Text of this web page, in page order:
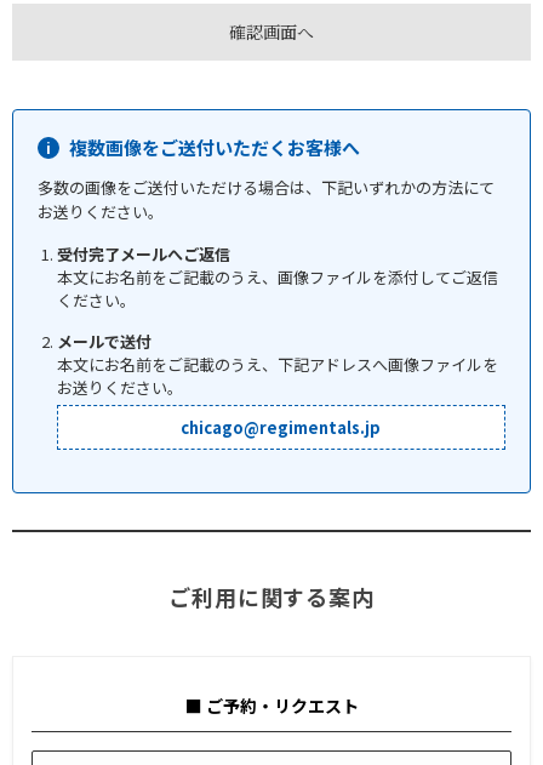
複数画像をご送付いただくお客様へ
多数の画像をご送付いただける場合は、下記いずれかの方法にて
お送りください。
受付完了メールへご返信
本文にお名前をご記載のうえ、画像ファイルを添付してご返信
ください。
メールで送付
本文にお名前をご記載のうえ、下記アドレスへ画像ファイルを
お送りください。
chicago@regimentals.jp
ご利用に関する案内
■ ご予約・リクエスト